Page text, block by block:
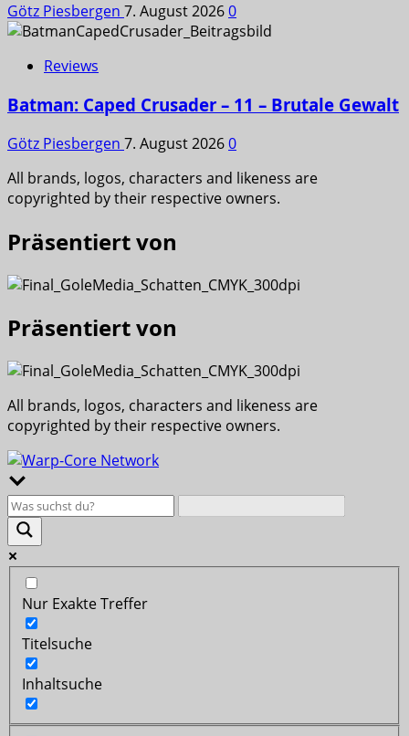
Götz Piesbergen 7. August 20260
Reviews
Batman: Caped Crusader – 11 – Brutale Gewalt
Götz Piesbergen 7. August 20260
All brands, logos, characters and likeness are
copyrighted by their respective owners.
Präsentiert von
Präsentiert von
All brands, logos, characters and likeness are
copyrighted by their respective owners.
Nur Exakte Treffer
Titelsuche
Inhaltsuche